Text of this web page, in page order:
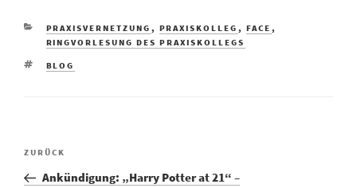
KATEGORIEN
PRAXISVERNETZUNG , PRAXISKOLLEG , FACE ,
RINGVORLESUNG DES PRAXISKOLLEGS
SCHLAGWÖRTER
BLOG
Beitragsnavigation
Vorheriger
Beitrag
ZURÜCK
Ankündigung: „Harry Potter at 21“ –